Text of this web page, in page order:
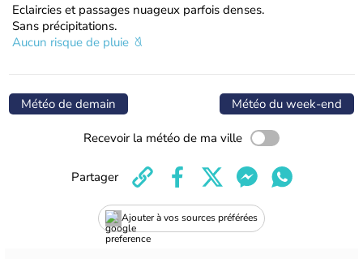
Eclaircies et passages nuageux parfois denses.
Sans précipitations.
Aucun risque de pluie
Météo de demain Météo du week-end
Recevoir la météo de ma ville
Ajouter à vos sources préférées
Partager